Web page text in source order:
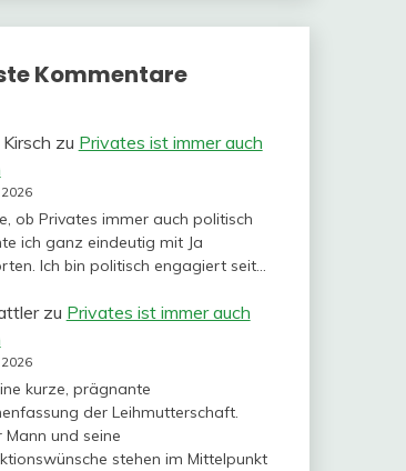
Kommentare
zu Privates ist immer auch
ob Privates immer auch politisch
ich ganz eindeutig mit Ja
Ich bin politisch engagiert seit…
zu Privates ist immer auch
kurze, prägnante
der Leihmutterschaft.
Mann und seine
stehen im Mittelpunkt